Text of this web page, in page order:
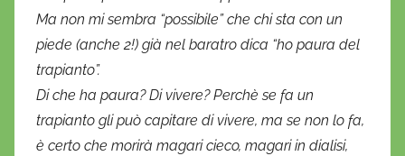
Ma non mi sembra “possibile” che chi sta con un
piede (anche 2!) già nel baratro dica “ho paura del
trapianto”.
Di che ha paura? Di vivere? Perchè se fa un
trapianto gli può capitare di vivere, ma se non lo fa,
è certo che morirà magari cieco, magari in dialisi,